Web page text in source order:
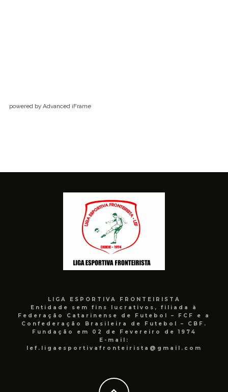
powered by Advanced iFrame
LIGA ESPORTIVA FRONTEIRISTA
Entidade sem fins lucrativos, filiada à
Federação Catarinense de Futebol – FCF e a
Confederação Brasileira de Futebol – CBF.
Fundação em 02 de Fevereiro de 1974
E-mail:
lef.ligaesportivafronteirista@gmail.com